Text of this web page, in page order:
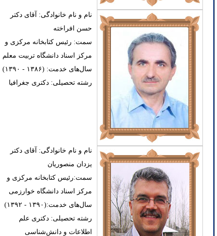
نام و نام خانوادگی: آقای دکتر
حسن افراخته
سمت: رئیس کتابخانه مرکزی و
مرکز اسناد دانشگاه تربیت معلم
سال‌های خدمت: (۱۳۸۶ - ۱۳۹۰)
رشته تحصیلی: دکتری جغرافیا
نام و نام خانوادگی: آقای دکتر
یزدان منصوریان
سمت:رئیس کتابخانه مرکزی و
مرکز اسناد دانشگاه خوارزمی
سال‌های خدمت:(۱۳۹۰ - ۱۳۹۲)
رشته تحصیلی: دکتری علم
اطلاعات و دانش‌شناسی